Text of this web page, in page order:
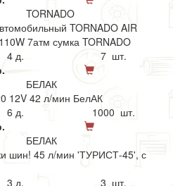
TORNADO
TORNADO AIR
7атм сумка TORNADO
4 д.
7 шт.
БЕЛАК
12V 42 л/мин БелАК
6 д.
1000 шт.
БЕЛАК
шин! 45 л/мин 'ТУРИСТ-45', с
3 д.
3 шт.